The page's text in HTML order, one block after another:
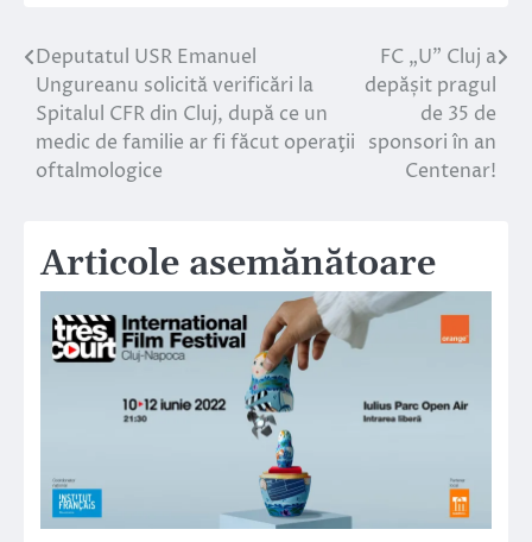
Navigare
în
articole
Deputatul USR Emanuel
Ungureanu solicită verificări la
Spitalul CFR din Cluj, după ce un
medic de familie ar fi făcut operaţii
oftalmologice
FC „U” Cluj a
depășit pragul
de 35 de
sponsori în an
Centenar!
Articole asemănătoare